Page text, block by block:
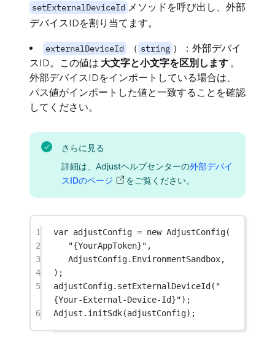
setExternalDeviceId メソッドを呼び出し、外部
デバイスIDを割り当てます。
externalDeviceId （ string ）：外部デバイ
スID。この値は 大文字と小文字を区別します 。
外部デバイスIDをインポートしている場合は、
パス値がインポートした値と一致することを確認
してください。
さらに見る
詳細は、Adjustヘルプセンターの外部デバイ
スIDのページ
をご覧ください。
1 var adjustConfig = new AdjustConfig(
2
"{YourAppToken}" ,
3
AdjustConfig.EnvironmentSandbox,
4
);
5
adjustConfig. setExternalDeviceId ( "
{Your-External-Device-Id}");
6
Adjust. initSdk(adjustConfig);